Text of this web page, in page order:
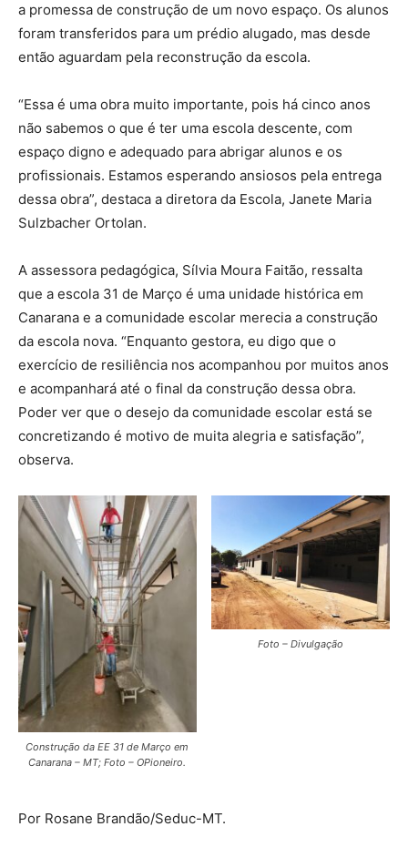
a promessa de construção de um novo espaço. Os alunos
foram transferidos para um prédio alugado, mas desde
então aguardam pela reconstrução da escola.
“Essa é uma obra muito importante, pois há cinco anos
não sabemos o que é ter uma escola descente, com
espaço digno e adequado para abrigar alunos e os
profissionais. Estamos esperando ansiosos pela entrega
dessa obra”, destaca a diretora da Escola, Janete Maria
Sulzbacher Ortolan.
A assessora pedagógica, Sílvia Moura Faitão, ressalta
que a escola 31 de Março é uma unidade histórica em
Canarana e a comunidade escolar merecia a construção
da escola nova. “Enquanto gestora, eu digo que o
exercício de resiliência nos acompanhou por muitos anos
e acompanhará até o final da construção dessa obra.
Poder ver que o desejo da comunidade escolar está se
concretizando é motivo de muita alegria e satisfação”,
observa.
Construção da EE 31 de Março em
Canarana – MT; Foto – OPioneiro.
Foto – Divulgação
Por Rosane Brandão/Seduc-MT.